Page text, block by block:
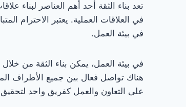
تعد بناء الثقة أحد أهم العناصر لبناء
في العلاقات العملية. يعتبر الاحترام
في بيئة العمل.
في بيئة العمل، يمكن بناء الثقة من
هناك تواصل فعال بين جميع الأطراف
على التعاون والعمل كفريق واحد